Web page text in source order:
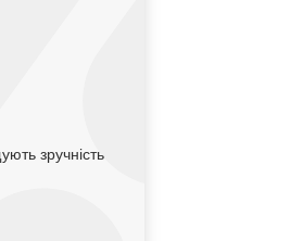
зручність